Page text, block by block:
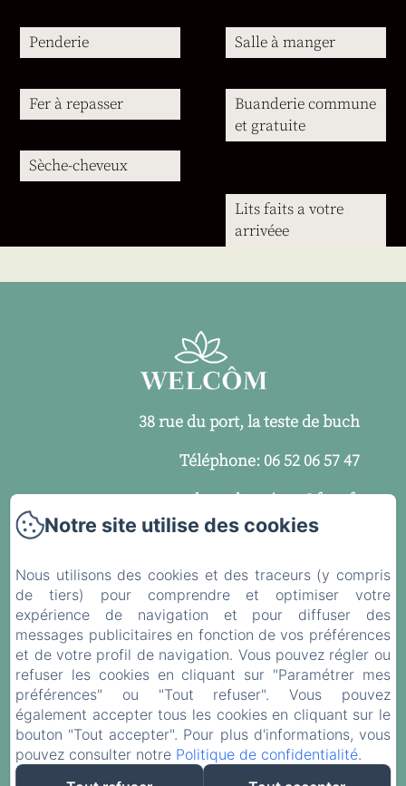
Penderie
Fer à repasser
Sèche-cheveux
Salle à manger
Buanderie commune
et gratuite
Lits faits a votre
arrivéee
38 rue du port, la teste de buch
Téléphone: 06 52 06 57 47
welcom.locations@free.fr
Contact
Politique de confidentialité
Informations légales
Informations sur les cookies
EN
FR ES
Notre site utilise des cookies
Nous utilisons des cookies et des traceurs (y compris
de tiers) pour comprendre et optimiser votre
expérience de navigation et pour diffuser des
messages publicitaires en fonction de vos préférences
et de votre profil de navigation. Vous pouvez régler ou
refuser les cookies en cliquant sur "Paramétrer mes
préférences" ou "Tout refuser". Vous pouvez
également accepter tous les cookies en cliquant sur le
bouton "Tout accepter". Pour plus d'informations, vous
pouvez consulter notre Politique de confidentialité.